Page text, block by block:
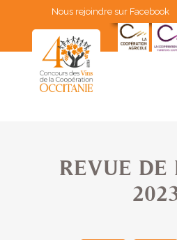
Nous rejoindre sur Facebook
REVUE DE